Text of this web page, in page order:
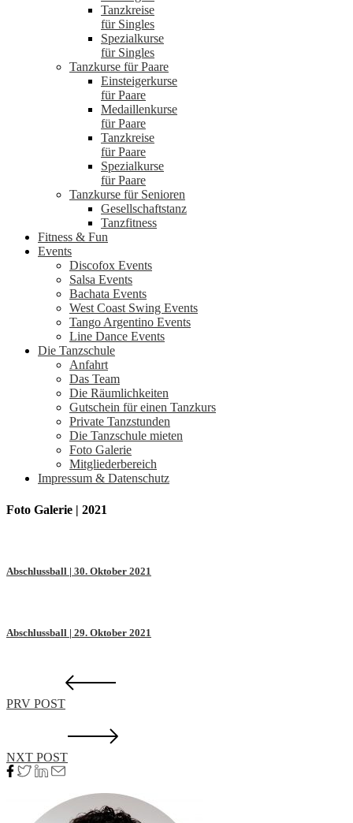
Tanzkreise
für Singles
Spezialkurse
für Singles
Tanzkurse für Paare
Einsteigerkurse
für Paare
Medaillenkurse
für Paare
Tanzkreise
für Paare
Spezialkurse
für Paare
Tanzkurse für Senioren
Gesellschaftstanz
Tanzfitness
Fitness & Fun
Events
Discofox Events
Salsa Events
Bachata Events
West Coast Swing Events
Tango Argentino Events
Line Dance Events
Die Tanzschule
Anfahrt
Das Team
Die Räumlichkeiten
Gutschein für einen Tanzkurs
Private Tanzstunden
Die Tanzschule mieten
Foto Galerie
Mitgliederbereich
Impressum & Datenschutz
Foto Galerie | 2021
Abschlussball | 30. Oktober 2021
Abschlussball | 29. Oktober 2021
PRV POST
NXT POST